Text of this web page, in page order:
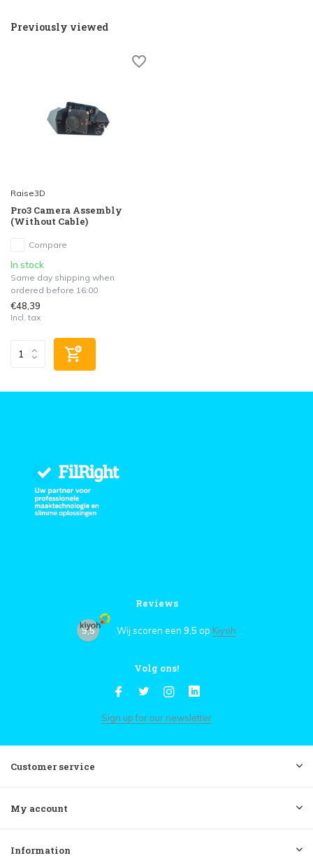
Previously viewed
Raise3D
Pro3 Camera Assembly
(Without Cable)
Compare
In stock
Same day shipping when
ordered before 16:00
€48,39
Incl. tax
Reviews
9,5 Wij scoren een 9,5 op Kiyoh
Volg ons!
Sign up for our newsletter
Customer service
My account
Information